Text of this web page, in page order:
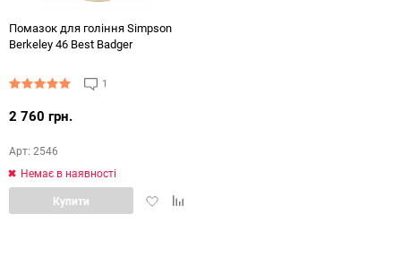
Помазок для гоління Simpson
Berkeley 46 Best Badger
1
2 760 грн.
Арт: 2546
Немає в наявності
ДодатиДодати
Купити